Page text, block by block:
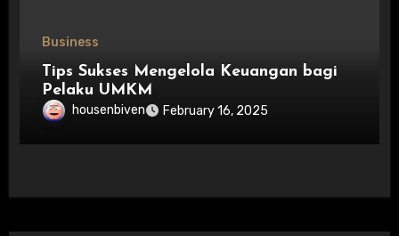
Business
Tips Sukses Mengelola Keuangan bagi
Pelaku UMKM
housenbiven February 16, 2025